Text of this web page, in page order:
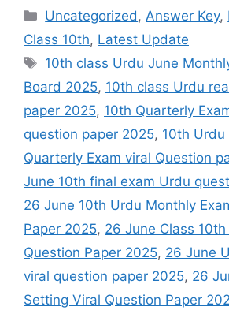
Categories
Uncategorized , Answer Key,
Class 10th, Latest Update
Tags
10th class Urdu June
Board 2025, 10th class Urdu
paper 2025, 10th Quarterly
question paper 2025, 10th
Quarterly Exam viral Question
June 10th final exam Urdu
26 June 10th Urdu Monthly
Paper 2025, 26 June Class
Question Paper 2025, 26 June
viral question paper 2025, 26
Setting Viral Question Paper